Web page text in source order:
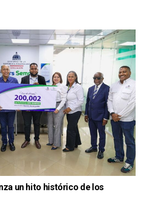
un hito histórico de los